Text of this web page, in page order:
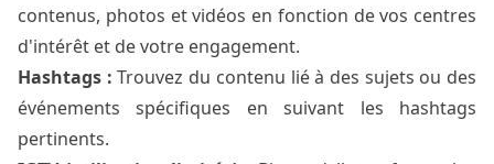
contenus, photos et vidéos en fonction de vos centres
d'intérêt et de votre engagement.
Hashtags : Trouvez du contenu lié à des sujets ou des
événements spécifiques en suivant les hashtags
pertinents.